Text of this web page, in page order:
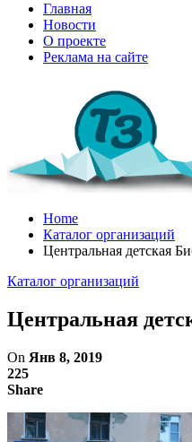
Главная
Новости
О проекте
Реклама на сайте
Home
Каталог организаций
Центральная детская
Каталог организаций
Центральная
On Янв 8, 2019
225
Share